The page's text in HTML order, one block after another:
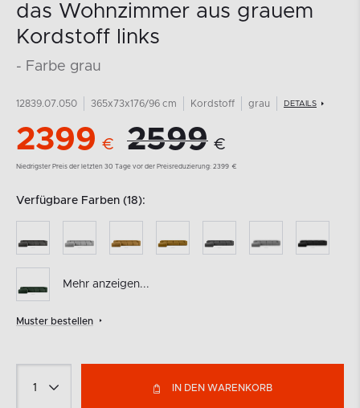
das Wohnzimmer aus grauem
Kordstoff links
- Farbe grau
12839.07.050 365x73x176/96 cm Kordstoff grau DETAILS
2399 € 2599 €
Niedrigster Preis der letzten 30 Tage vor der Preisreduzierung: 2399 €
Verfügbare Farben (18):
Mehr anzeigen...
Muster bestellen
IN DEN WARENKORB